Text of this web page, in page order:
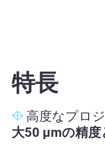
特長
高度なプロ
大50 µmの精